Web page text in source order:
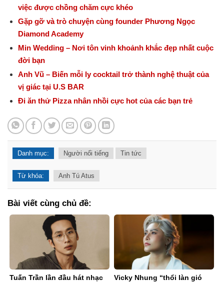
việc được chồng chăm cực khéo
Gặp gỡ và trò chuyện cùng founder Phương Ngọc
Diamond Academy
Min Wedding – Nơi tôn vinh khoảnh khắc đẹp nhất cuộc
đời bạn
Anh Vũ – Biến mỗi ly cocktail trở thành nghệ thuật của
vị giác tại U.S BAR
Đi ăn thử Pizza nhân nhồi cực hot của các bạn trẻ
Danh mục: Người nổi tiếng Tin tức
Từ khóa: Anh Tú Atus
Bài viết cùng chủ đề:
Tuấn Trần lần đầu hát nhạc
Vicky Nhung “thổi làn gió